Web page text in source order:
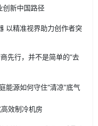
创新中国路径
以精准视界助力创作者突
先行，并不是简单的“去
能源如何守住“清凉”底气
效制冷机房